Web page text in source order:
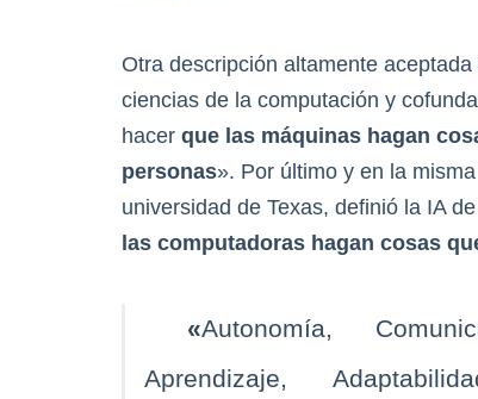
Otra descripción altamente
ciencias de la computación y
hacer que las máquinas hagan
personas». Por último y en la
universidad de Texas, definió la IA
las computadoras hagan cosas
«Autonomía,
Aprendizaje,